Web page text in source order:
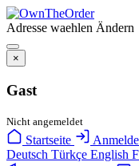
Adresse waehlen Ändern
×
Gast
Nicht angemeldet
Startseite
Deutsch Türkçe English